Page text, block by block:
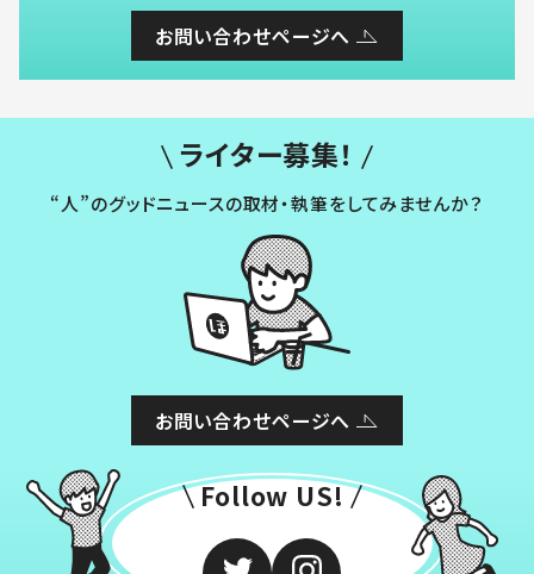
お問い合わせページへ
ライター募集！
“人”のグッドニュースの取材・執筆をしてみませんか？
お問い合わせページへ
Follow US!